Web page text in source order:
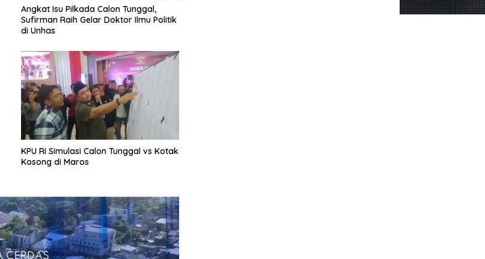
Angkat Isu Pilkada Calon Tunggal,
Sufirman Raih Gelar Doktor Ilmu Politik
di Unhas
KPU RI Simulasi Calon Tunggal vs Kotak
Kosong di Maros